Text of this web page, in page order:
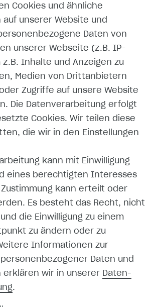
VERSAND
Cookies und ähnliche
auf unserer Website und
Daten von
unserer Webseite (z.B. IP-
z.B. Inhalte und Anzeigen zu
Medien von Drittanbietern
Zugriffe auf unsere Website
Die Datenverarbeitung erfolgt
Cookies. Wir teilen diese
die wir in den Einstellungen
kann mit Einwilligung
eines berechtigten Interesses
kann erteilt oder
Es besteht das Recht, nicht
die Einwilligung zu einem
zu ändern oder zu
Informationen zur
Daten und
erklären wir in unserer Daten­
.